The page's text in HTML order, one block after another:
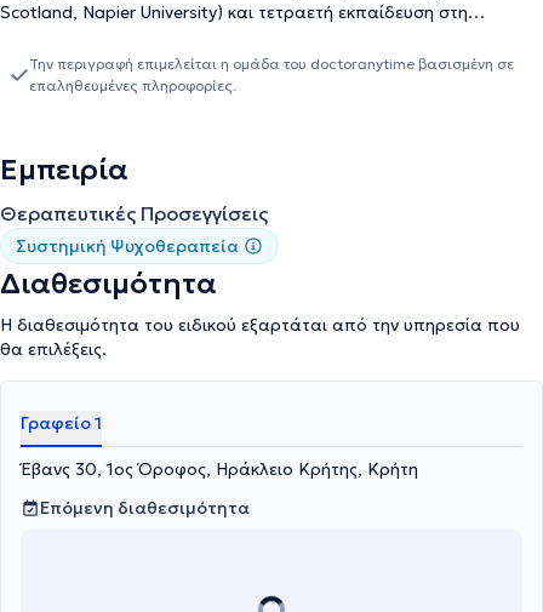
Scotland, Napier University) και τετραετή εκπαίδευση στη
Εκπαίδευσης. Είναι μέλος της Ευρωπαϊκής Εταιρείας
Οικογενειακής Θεραπείας (European Family Therapy Association).
ασθενείς με καρκίνο και στις οικογένειες τους (2016-2018) και
πρακτική άσκηση στον Σύνδεσμο Μελών Γυναικείων Σωματείων
Ηρακλείου - Οργανισμός για την προστασία των δικαιωμάτων
γυναίκας και παιδιού (2015). Τέλος, συμμετέχει ενεργά σε
συνέδρια στην Ελλάδα και στο εξωτερικό.
Την περιγραφή επιμελείται η ομάδα του doctoranytime βασισμένη σε
επαληθευμένες πληροφορίες.
Εμπειρία
Θεραπευτικές Προσεγγίσεις
Συστημική Ψυχοθεραπεία
Διαθεσιμότητα
Η διαθεσιμότητα του ειδικού εξαρτάται από την υπηρεσία που
θα επιλέξεις.
Γραφείο 1
Έβανς 30, 1ος Όροφος, Ηράκλειο Κρήτης, Κρήτη
Επόμενη διαθεσιμότητα